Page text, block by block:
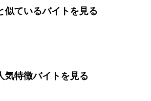
似ているバイトを見る
気特徴バイトを見る